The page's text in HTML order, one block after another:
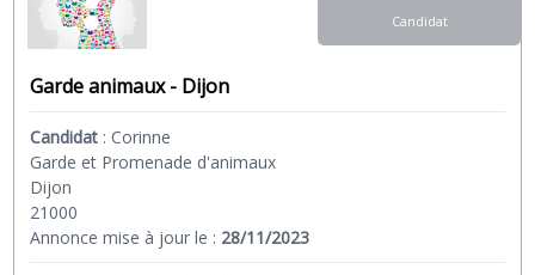
Garde animaux - Dijon
Candidat : Corinne
Garde et Promenade d'animaux
Dijon
21000
Annonce mise à jour le : 28/11/2023
Candidat